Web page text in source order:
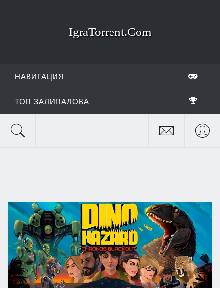
IgraTorrent.Com
НАВИГАЦИЯ
ТОП ЗАЛИПАЛОВА